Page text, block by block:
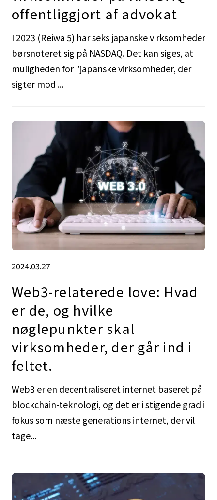
offentliggjort af advokat
I 2023 (Reiwa 5) har seks japanske virksomheder
børsnoteret sig på NASDAQ. Det kan siges, at
muligheden for "japanske virksomheder, der
sigter mod ...
2024.03.27
Web3-relaterede love: Hvad
er de, og hvilke
nøglepunkter skal
virksomheder, der går ind i
feltet.
Web3 er en decentraliseret internet baseret på
blockchain-teknologi, og det er i stigende grad i
fokus som næste generations internet, der vil
tage...